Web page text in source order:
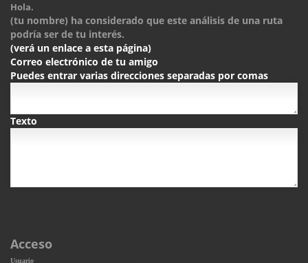
Hola.
(tu nombre) ha considerado que este análisis de una ruta
podría ser de tu interés.
(verá un enlace a esta página)
Correo electrónico de tu amigo
Puedes entrar varias direcciones separadas por comas
Texto
Acceso
Usuario